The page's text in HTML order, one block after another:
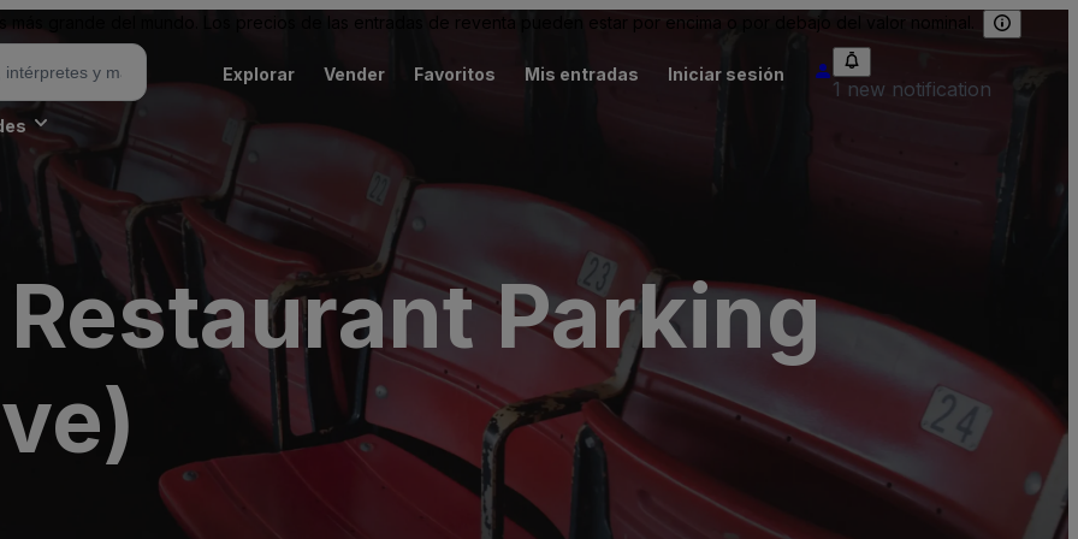
grande del mundo. Los precios de las entradas de reventa pueden estar por encima o por debajo del valor nominal.
Explorar Vender Favoritos Mis entradas Iniciar sesión
1 new notification
Parking